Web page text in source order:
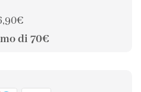
di 70€